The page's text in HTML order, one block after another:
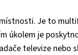
Je to
úkolem je
televize nebo